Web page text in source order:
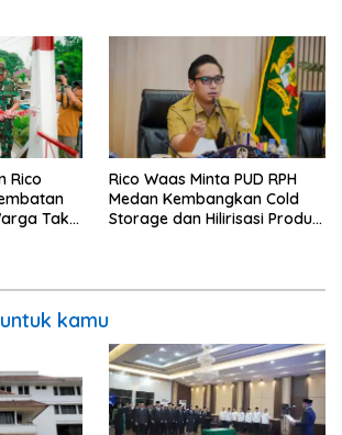
Rico
Tak
Rico Waas Minta PUD RPH
Medan Kembangkan Cold
Storage dan Hilirisasi Produk
kamu